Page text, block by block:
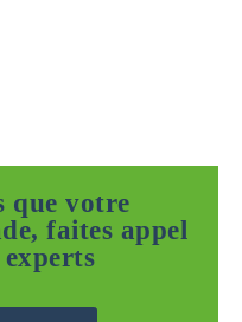
que votre
faites appel